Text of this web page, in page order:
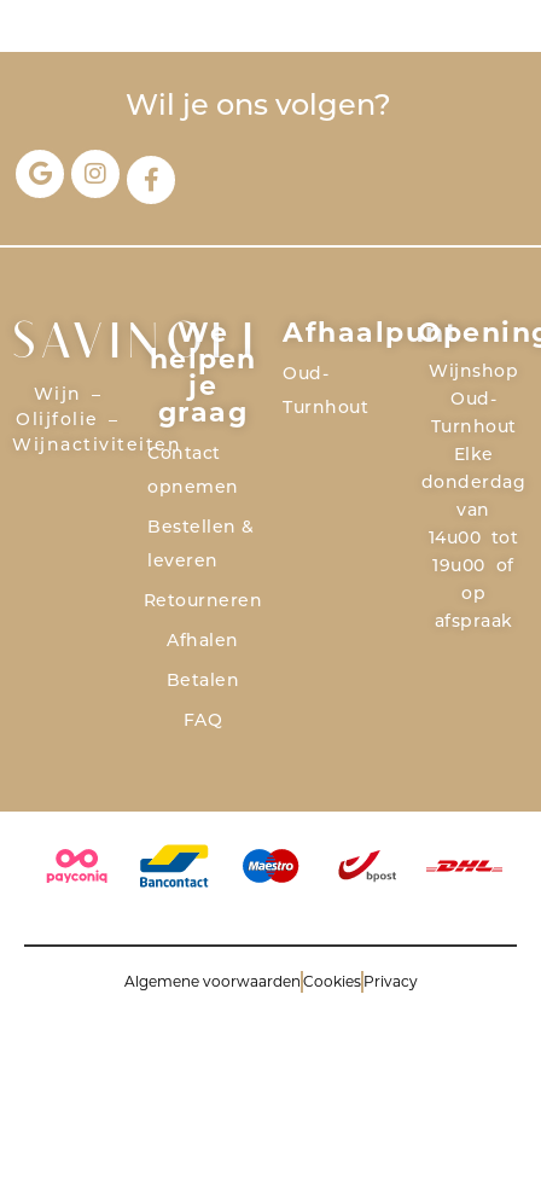
Wil je ons volgen?
SAVINOLI
Wijn –
Olijfolie –
Wijnactiviteiten
We
helpen
je
graag
Contact
opnemen
Bestellen &
leveren
Retourneren
Afhalen
Betalen
FAQ
Afhaalpunt
Oud-
Turnhout
Wijnshop
Oud-
Turnhout
Elke
donderdag
van
14u00 tot
19u00 of
op
afspraak
Algemene voorwaarden Cookies Privacy